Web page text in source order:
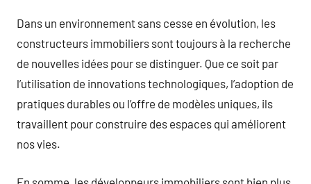
Dans un environnement sans cesse en évolution, les
constructeurs immobiliers sont toujours à la recherche
de nouvelles idées pour se distinguer. Que ce soit par
l’utilisation de innovations technologiques, l’adoption de
pratiques durables ou l’offre de modèles uniques, ils
travaillent pour construire des espaces qui améliorent
nos vies.